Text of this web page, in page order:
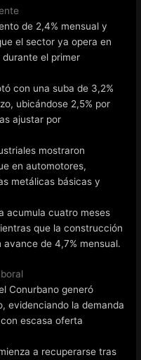
de 2,4% mensual y
el sector ya opera en
el primer
con una suba de 3,2%
ubicándose 2,5% por
ajustar por
mostraron
en automotores,
metálicas básicas y
acumula cuatro meses
que la construcción
de 4,7% mensual.
Conurbano generó
evidenciando la demanda
escasa oferta
a recuperarse tras